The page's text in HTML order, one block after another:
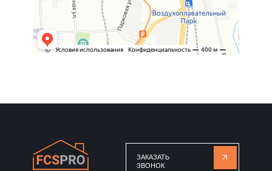
ЗАКАЗАТЬ
ЗВОНОК